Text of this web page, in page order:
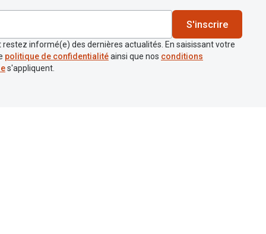
S'inscrire
informé(e) des dernières actualités. En saisissant votre
politique de confidentialitéainsi que nos conditions
s'appliquent.